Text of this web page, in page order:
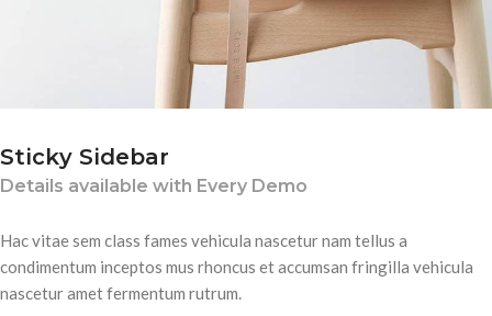
Sticky Sidebar
Details available with Every Demo
Hac vitae sem class fames vehicula nascetur nam tellus a
condimentum inceptos mus rhoncus et accumsan fringilla vehicula
nascetur amet fermentum rutrum.